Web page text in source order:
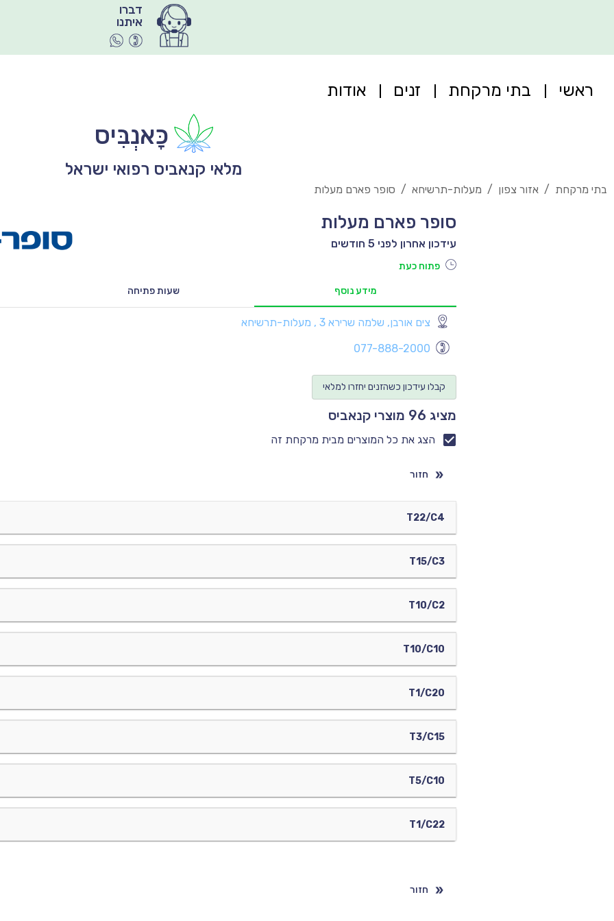
איתנו
ראשי בתי מרקחת זנים אודות
כָּאנְבִּיס
מלאי קנאביס רפואי ישראל
בתי מרקחת / אזור צפון / מעלות-תרשיחא / סופר פארם מעלות
סופר פארם מעלות
עידכון אחרון לפני 5 חודשים
פתוח כעת
מידע נוסף שעות פתיחה
צים אורבן, שלמה שרירא 3 , מעלות-תרשיחא
077-888-2000
קבלו עידכון כשהזנים יחזרו למלאי
מציג 96 מוצרי קנאביס
הצג את כל המוצרים מבית מרקחת זה
חזור
T22/C4
T15/C3
T10/C2
T10/C10
T1/C20
T3/C15
T5/C10
T1/C22
חזור